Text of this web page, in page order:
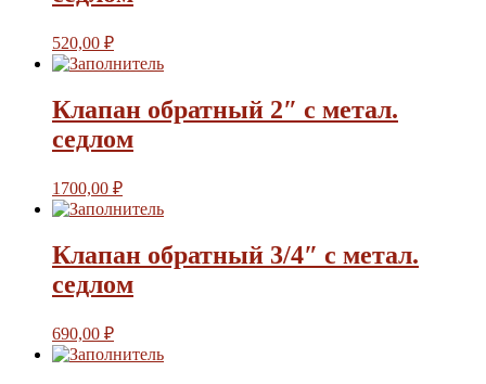
520,00 ₽
Клапан обратный 2″ с метал.
седлом
1700,00 ₽
Клапан обратный 3/4″ с метал.
седлом
690,00 ₽